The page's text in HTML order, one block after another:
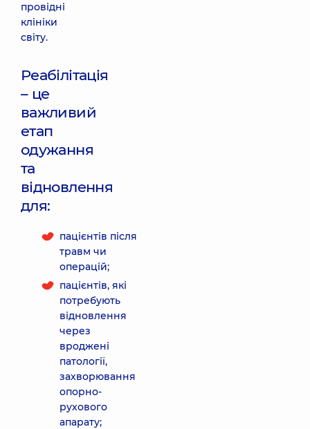
провідні
клініки
світу.
Реабілітація
– це
важливий
етап
одужання
та
відновлення
для:
пацієнтів після
травм чи
операцій;
пацієнтів, які
потребують
відновлення
через
вроджені
патології,
захворювання
опорно-
рухового
апарату;